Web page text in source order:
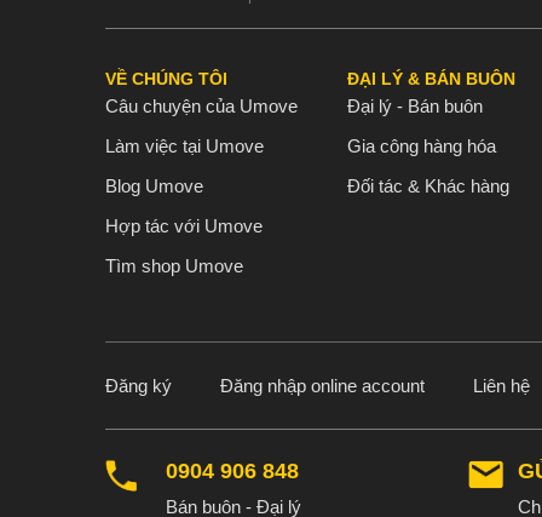
VỀ CHÚNG TÔI
Câu chuyện của Umove
Làm việc tại Umove
Blog Umove
Hợp tác với Umove
Tìm shop Umove
ĐẠI LÝ & BÁN BUÔN
Đại lý - Bán buôn
Gia công hàng hóa
Đối tác & Khác hàng
Đăng ký Đăng nhập online account Liên hệ
0904 906 848
Bán buôn - Đại lý